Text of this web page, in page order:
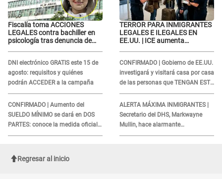
Fiscalía toma ACCIONES
LEGALES contra bachiller en
psicología tras denuncia de
DNI electrónico GRATIS este 15 de
agosto: requisitos y quiénes
podrán ACCEDER a la campaña
CONFIRMADO | Aumento del
SUELDO MÍNIMO se dará en DOS
PARTES: conoce la medida oficial
del Ministerio de Economía
TERROR PARA INMIGRANTES
LEGALES E ILEGALES EN
EE.UU. | ICE aumenta
CONFIRMADO | Gobierno de EE.UU.
investigará y visitará casa por casa
de las personas que TENGAN ESTE
TRABAJO
ALERTA MÁXIMA INMIGRANTES |
Secretario del DHS, Markwayne
Mullin, hace alarmante
declaración: "Ahora vamos por
Regresar al inicio